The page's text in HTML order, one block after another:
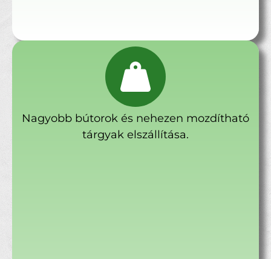
Nagyobb bútorok és nehezen mozdítható
tárgyak elszállítása.